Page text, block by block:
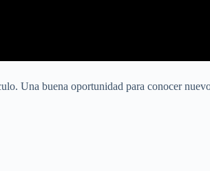
Una buena oportunidad para conocer